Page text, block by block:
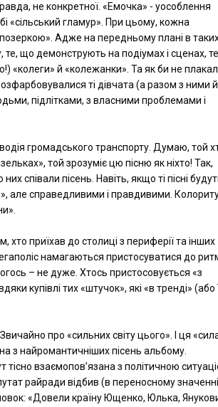
не конкретної. «Емочка» - уособлення
«сільський гламур». При цьому, кожна
Адже на передньому плані в
те, що демонструють на подіумах і сценах,
«колеги» й «колежанки». Та як би не
ті дівчата (а разом з ними й
підлітками, з власними проблемами і
громадського транспорту. Думаю, той
той зрозуміє цю пісню як ніхто! Так,
співали пісень. Навіть, якщо ті пісні
але справедливими і правдивими.
хто приїхав до столиці з периферії та інших
намагаються пристосуватися до
– не дуже. Хтось пристосовується «з
купівлі тих «штучок», які «в тренді» (або
про «сильних світу цього». І ця
з найромантичніших пісень альбому.
взаємопов’язана з політичною
райради відбив (в переносному
«Довели країну Ющенко, Юлька,